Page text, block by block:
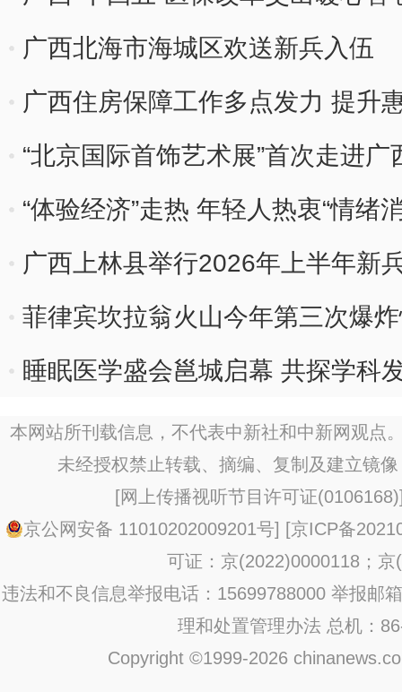
广西北海市海城区欢送新兵入伍
广西住房保障工作多点发力 提升
“北京国际首饰艺术展”首次走进广
“体验经济”走热 年轻人热衷“情绪
广西上林县举行2026年上半年新
菲律宾坎拉翁火山今年第三次爆
5000米
睡眠医学盛会邕城启幕 共探学科
本网站所刊载信息，不代表中新社和中新网观点
未经授权禁止转载、摘编、复制及建立镜
[网上传播视听节目许可证(0106168)
京公网安备 11010202009201号] [京ICP备
可证：京(2022)0000118；京
违法和不良信息举报电话：15699788000 举报邮
理和处置管理办法 总机：
Copyright ©1999-2026